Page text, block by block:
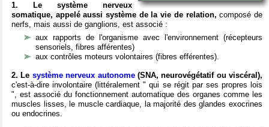
1. Le système nerveux
somatique, appelé aussi système de la vie de relation, composé de
nerfs, mais aussi de ganglions, est associé :
aux rapports de l'organisme avec l'environnement (récepteurs
sensoriels, fibres afférentes)
aux contrôles moteurs volontaires (fibres efférentes).
2. Le système nerveux autonome(SNA, neurovégétatif ou viscéral),
c'est-à-dire involontaire (littéralement " qui se régit par ses propres lois
", est associé du fonctionnement automatique des organes comme les
muscles lisses, le muscle cardiaque, la majorité des glandes exocrines
ou endocrines.